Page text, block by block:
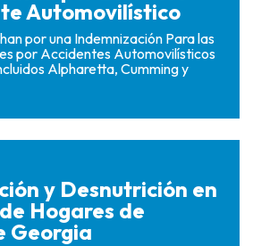
Automovilístico
por una Indemnización Para las
por Accidentes Automovilísticos
Alpharetta, Cumming y
y Desnutrición en
Hogares de
Georgia